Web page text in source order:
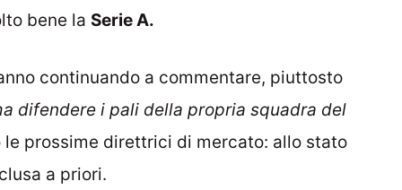
bene la Serie A.
continuando a commentare, piuttosto
difendere i pali della propria squadra del
le prossime direttrici di mercato: allo stato
a priori.